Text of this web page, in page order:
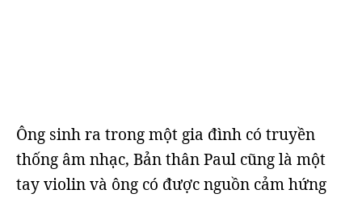
Ông sinh ra trong một gia đình có truyền
thống âm nhạc, Bản thân Paul cũng là một
tay violin và ông có được nguồn cảm hứng